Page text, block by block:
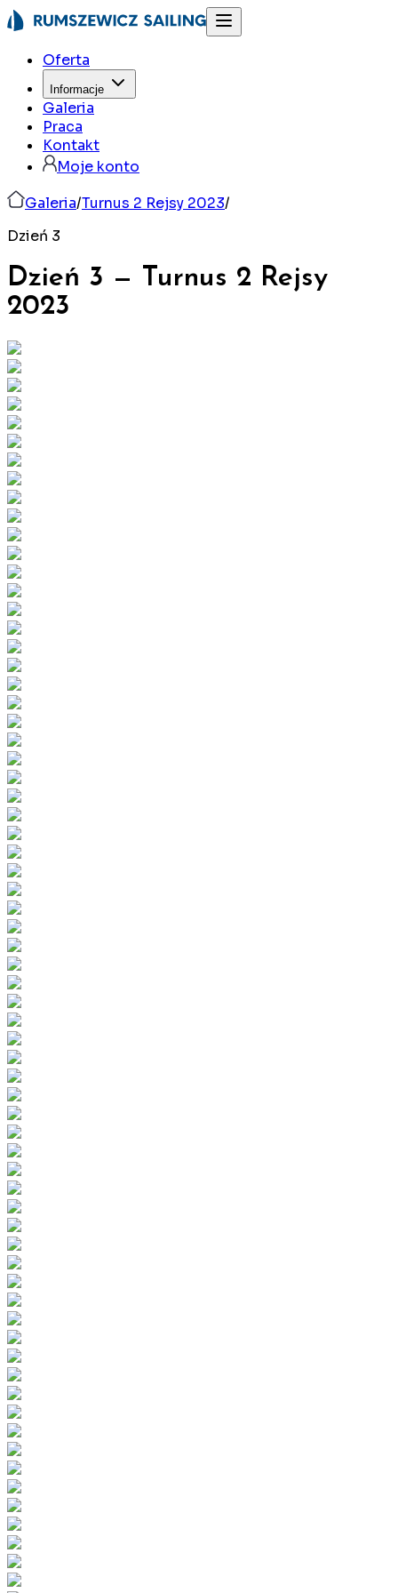
Oferta
Informacje
Galeria
Praca
Kontakt
Moje konto
Galeria/Turnus 2 Rejsy 2023/
Dzień 3
Dzień 3 —
Turnus 2 Rejsy
2023